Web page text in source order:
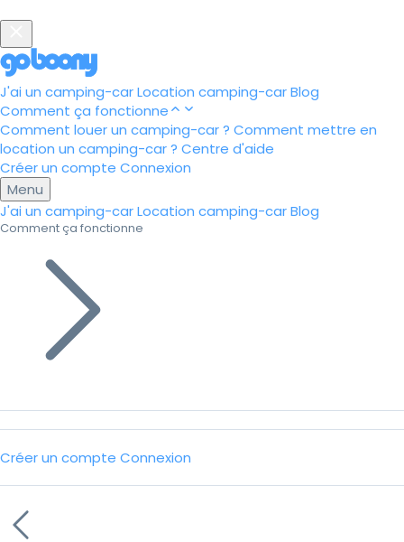
J'ai un camping-carLocation camping-carBlog
Comment ça fonctionne
Comment louer un camping-car ? Comment mettre en
location un camping-car ? Centre d'aide
Créer un compte Connexion
Menu
J'ai un camping-carLocation camping-carBlog
Comment ça fonctionne
Créer un compte Connexion